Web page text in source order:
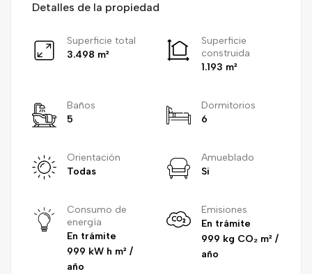
Detalles de la propiedad
Superficie total
3.498 m²
Superficie
construida
1.193 m²
Baños
5
Dormitorios
6
Orientación
Todas
Amueblado
Si
Consumo de
energía
En trámite
999 kW h m² /
año
Emisiones
En trámite
999 kg CO₂ m² /
año